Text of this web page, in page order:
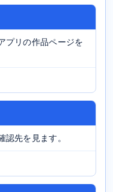
プリの作品ページを
認先を見ます。